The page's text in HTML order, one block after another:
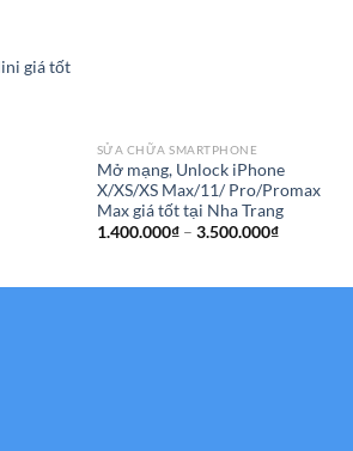
giá tốt
SỬA CHỮA SMARTPHONE
Mở mạng, Unlock iPhone
X/XS/XS Max/11/ Pro/Promax
Max giá tốt tại Nha Trang
1.400.000₫ – 3.500.000₫Khoảng
đến